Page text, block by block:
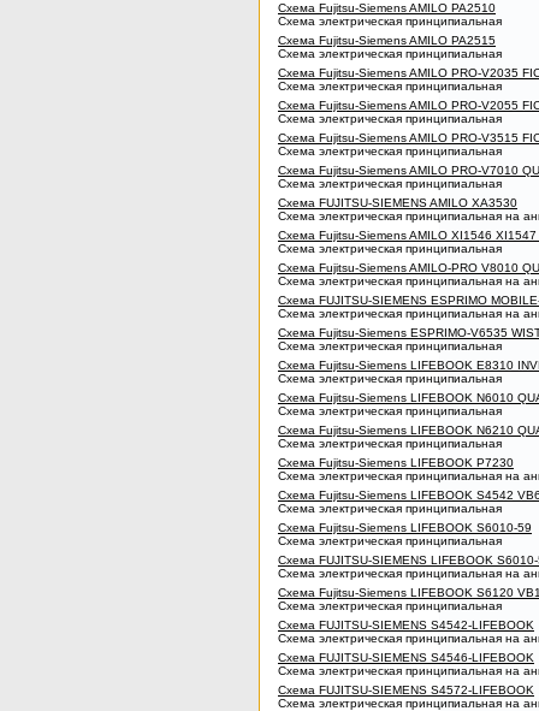
Схема Fujitsu-Siemens AMILO PA2510
Схема электрическая принципиальная
Схема Fujitsu-Siemens AMILO PA2515
Схема электрическая принципиальная
Схема Fujitsu-Siemens AMILO PRO-V2035
Схема электрическая принципиальная
Схема Fujitsu-Siemens AMILO PRO-V2055
Схема электрическая принципиальная
Схема Fujitsu-Siemens AMILO PRO-V3515
Схема электрическая принципиальная
Схема Fujitsu-Siemens AMILO PRO-V7010
Схема электрическая принципиальная
Схема FUJITSU-SIEMENS AMILO XA3530
Схема электрическая принципиальная на
Схема Fujitsu-Siemens AMILO XI1546 XI1547
Схема электрическая принципиальная
Схема Fujitsu-Siemens AMILO-PRO V8010
Схема электрическая принципиальная на
Схема FUJITSU-SIEMENS ESPRIMO
Схема электрическая принципиальная на
Схема Fujitsu-Siemens ESPRIMO-V6535
Схема электрическая принципиальная
Схема Fujitsu-Siemens LIFEBOOK E8310
Схема электрическая принципиальная
Схема Fujitsu-Siemens LIFEBOOK N6010
Схема электрическая принципиальная
Схема Fujitsu-Siemens LIFEBOOK N6210
Схема электрическая принципиальная
Схема Fujitsu-Siemens LIFEBOOK P7230
Схема электрическая принципиальная на
Схема Fujitsu-Siemens LIFEBOOK S4542
Схема электрическая принципиальная
Схема Fujitsu-Siemens LIFEBOOK S6010-59
Схема электрическая принципиальная
Схема FUJITSU-SIEMENS LIFEBOOK
Схема электрическая принципиальная на
Схема Fujitsu-Siemens LIFEBOOK S6120
Схема электрическая принципиальная
Схема FUJITSU-SIEMENS S4542-LIFEBOOK
Схема электрическая принципиальная на
Схема FUJITSU-SIEMENS S4546-LIFEBOOK
Схема электрическая принципиальная на
Схема FUJITSU-SIEMENS S4572-LIFEBOOK
Схема электрическая принципиальная на